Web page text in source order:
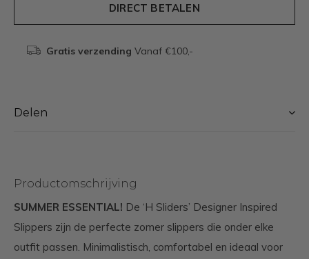
DIRECT BETALEN
Gratis verzending Vanaf €100,-
Delen
Productomschrijving
SUMMER ESSENTIAL! De ‘H Sliders’ Designer Inspired
Slippers zijn de perfecte zomer slippers die onder elke
outfit passen. Minimalistisch, comfortabel en ideaal voor